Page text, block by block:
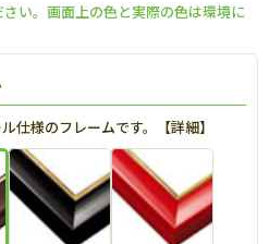
い。画面上の色と実際の色は環境に
仕様のフレームです。【詳細】